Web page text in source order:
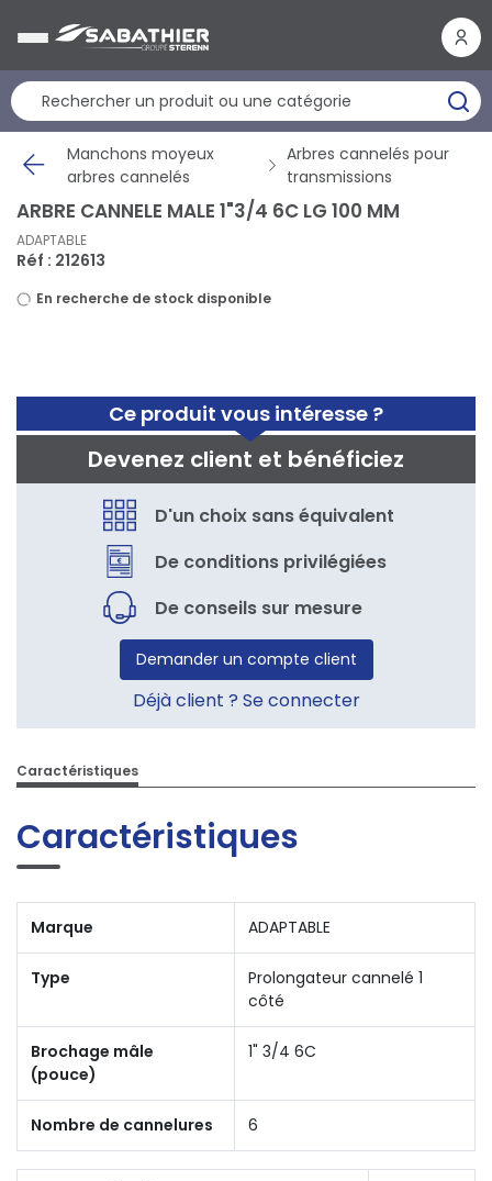
Manchons moyeux
arbres cannelés
Arbres cannelés pour
transmissions
Ce produit vous intéresse ?
Devenez client et bénéficiez
D'un choix sans équivalent
De conditions privilégiées
De conseils sur mesure
Demander un compte client
Déjà client ? Se connecter
ARBRE CANNELE MALE 1"3/4 6C LG 100 MM
ADAPTABLE
Réf : 212613
En recherche de stock disponible
Caractéristiques
Caractéristiques
Marque ADAPTABLE
Type
Prolongateur cannelé 1
côté
Brochage mâle
(pouce)
1" 3/4 6C
Nombre de cannelures 6